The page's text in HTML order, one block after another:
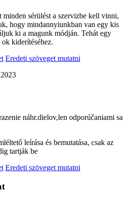
minden sérülést a szervizbe kell vinni,
hogy mindannyiunkban van egy kis
ki a magunk módján. Tehát egy
kiderítéséhez.
Eredeti szöveget mutatni
náhr.dielov,len odporúčaniami sa
leírása és bemutatása, csak az
tartják be
Eredeti szöveget mutatni